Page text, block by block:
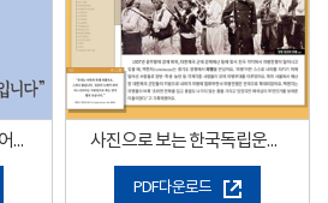
나는 한국광복군입니다(어린이용) 사진으로 보는 한국독립운동사
PDF다운로드